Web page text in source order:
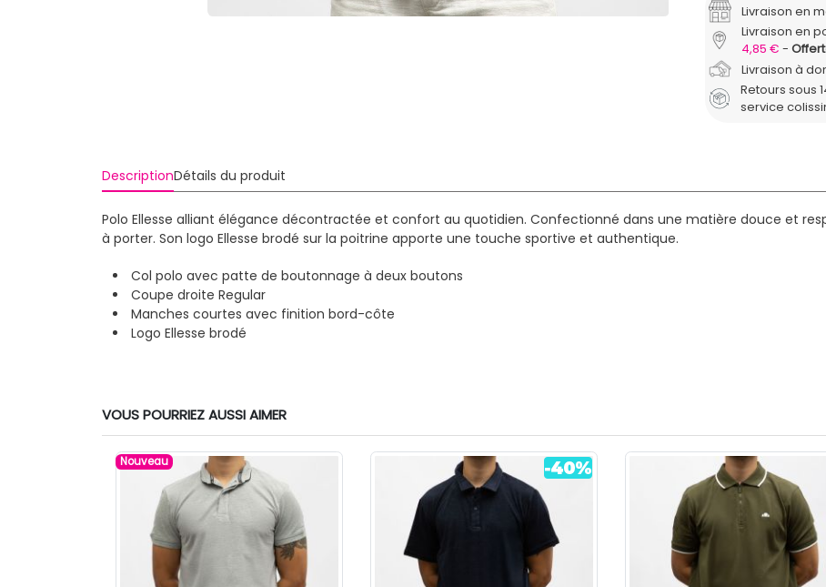
Livraison en
Livraison en
4,85 €
Livraison à
Retours sous
service
DescriptionDétails du produit
Polo Ellesse alliant élégance décontractée et confort au quotidien. Confectionné dans une matière douce et
à porter. Son logo Ellesse brodé sur la poitrine apporte une touche sportive et authentique.
Col polo avec patte de boutonnage à deux boutons
Coupe droite Regular
Manches courtes avec finition bord-côte
Logo Ellesse brodé
VOUS POURRIEZ AUSSI AIMER
Nouveau